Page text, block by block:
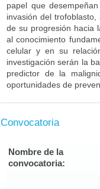
papel que
invasión del
de su progresión hacia
al conocimiento
celular y en su
investigación serán la
predictor de la
oportunidades de
Convocatoria
Nombre de la
convocatoria: